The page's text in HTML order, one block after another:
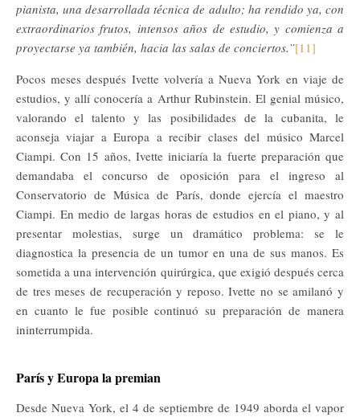
pianista, una desarrollada técnica de adulto; ha rendido ya, con
extraordinarios frutos, intensos años de estudio, y comienza a
proyectarse ya también, hacia las salas de conciertos.”[11]
Pocos meses después Ivette volvería a Nueva York en viaje de
estudios, y allí conocería a Arthur Rubinstein. El genial músico,
valorando el talento y las posibilidades de la cubanita, le
aconseja viajar a Europa a recibir clases del músico Marcel
Ciampi. Con 15 años, Ivette iniciaría la fuerte preparación que
demandaba el concurso de oposición para el ingreso al
Conservatorio de Música de París, donde ejercía el maestro
Ciampi. En medio de largas horas de estudios en el piano, y al
presentar molestias, surge un dramático problema: se le
diagnostica la presencia de un tumor en una de sus manos. Es
sometida a una intervención quirúrgica, que exigió después cerca
de tres meses de recuperación y reposo. Ivette no se amilanó y
en cuanto le fue posible continuó su preparación de manera
ininterrumpida.
París y Europa la premian
Desde Nueva York, el 4 de septiembre de 1949 aborda el vapor